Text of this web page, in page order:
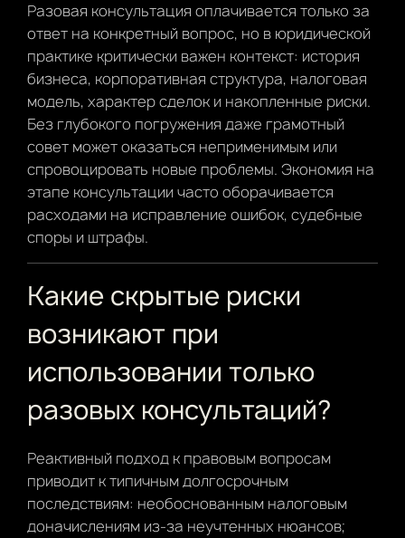
Разовая консультация оплачивается только за
ответ на конкретный вопрос, но в юридической
практике критически важен контекст: история
бизнеса, корпоративная структура, налоговая
модель, характер сделок и накопленные риски.
Без глубокого погружения даже грамотный
совет может оказаться неприменимым или
спровоцировать новые проблемы. Экономия на
этапе консультации часто оборачивается
расходами на исправление ошибок, судебные
споры и штрафы.
Какие скрытые риски
возникают при
использовании только
разовых консультаций?
Реактивный подход к правовым вопросам
приводит к типичным долгосрочным
последствиям: необоснованным налоговым
доначислениям из-за неучтенных нюансов;